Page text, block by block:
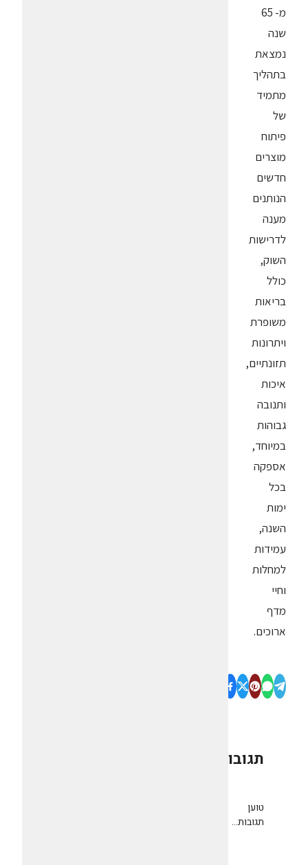
מ- 65
שנה
נמצאת
בתהליך
מתמיד
של
פיתוח
מוצרים
חדשים
הנותנים
מענה
לדרישות
השוק,
כולל
בריאות
משופרת
ויתרונות
תזונתיים,
איכות
ותנובה
גבוהות
במיוחד,
אספקה
בכל
ימות
השנה,
עמידות
למחלות
וחיי
מדף
ארוכים.
תגובות
טוען
תגובות...